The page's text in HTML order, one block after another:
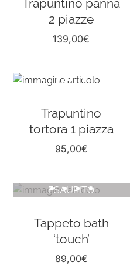
Trapuntino panna
2 piazze
139,00€
Trapuntino
tortora 1 piazza
95,00€
ESAURITO
Tappeto bath
‘touch’
89,00€